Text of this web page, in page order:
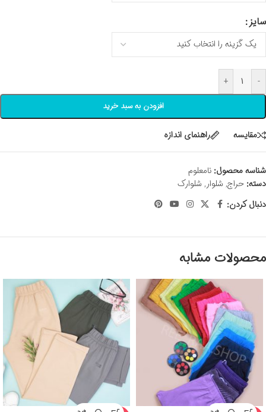
سایز
-
+
افزودن به سبد خرید
مقايسه راهنمای اندازه
شناسه محصول: نامعلوم
دسته: حراج, شلوار, شلوارک
دنبال کردن:
محصولات مشابه